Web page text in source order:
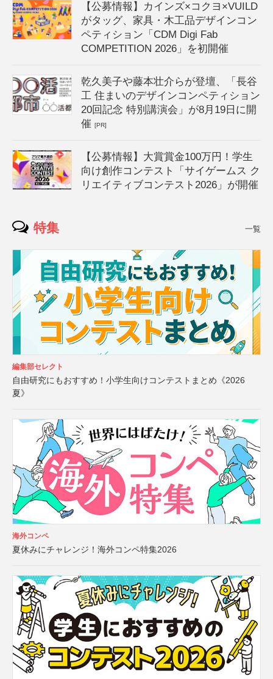
【公募情報】カインズ×コクヨ×VUILD
がタッグ、家具・木工品デザインコン
ペティション「CDM Digi Fab
COMPETITION 2026」を初開催
乾久美子や藤本壮介らが登壇、「長谷
工 住まいのデザインコンペティション
20回記念 特別講演会」が8月19日に開
催[PR]
【公募情報】大賞賞金100万円！学生
向け創作コンテスト「サイゲームス ク
リエイティブコンテスト2026」が開催
特集 一覧
編集部セレクト
自由研究にもおすすめ！小学生向けコンテストまとめ《2026
夏》
海外コンペ
夏休みにチャレンジ！海外コンペ特集2026